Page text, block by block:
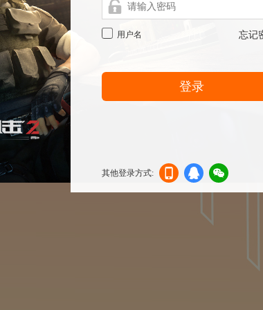
用户名 忘记
登录
其他登录方式:
机登
登录
信登